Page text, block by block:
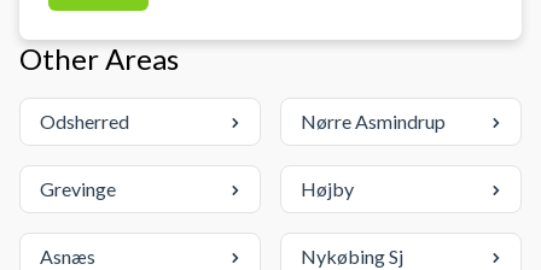
Other Areas
Odsherred Nørre Asmindrup
Grevinge Højby
Asnæs Nykøbing Sj